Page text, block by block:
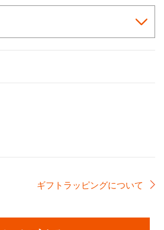
ギフトラッピングについて